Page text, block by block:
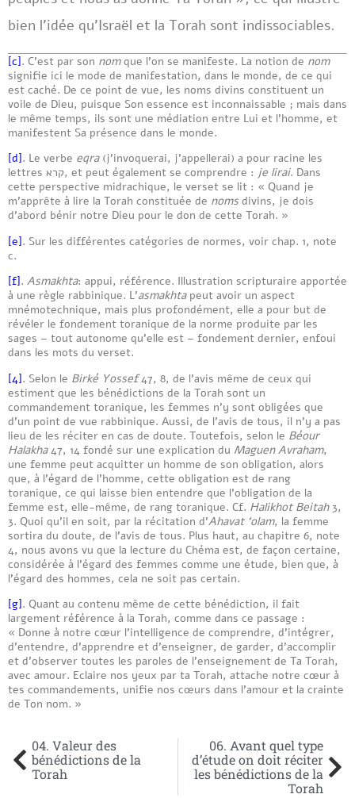
bien l’idée qu’Israël et la Torah sont indissociables.
[c]. C’est par son nomque l’on se manifeste. La notion de nom
signifie ici le mode de manifestation, dans le monde, de ce qui
est caché. De ce point de vue, les noms divins constituent un
voile de Dieu, puisque Son essence est inconnaissable ; mais dans
le même temps, ils sont une médiation entre Lui et l’homme, et
manifestent Sa présence dans le monde.
[d]. Le verbe eqra (j’invoquerai, j’appellerai) a pour racine les
lettres קרא, et peut également se comprendre : je lirai. Dans
cette perspective midrachique, le verset se lit : « Quand je
m’apprête à lire la Torah constituée de noms divins, je dois
d’abord bénir notre Dieu pour le don de cette Torah. »
[e]. Sur les différentes catégories de normes, voir chap. 1, note
c.
[f]. Asmakhta: appui, référence. Illustration scripturaire apportée
à une règle rabbinique. L’asmakhtapeut avoir un aspect
mnémotechnique, mais plus profondément, elle a pour but de
révéler le fondement toranique de la norme produite par les
sages – tout autonome qu’elle est – fondement dernier, enfoui
dans les mots du verset.
[4]. Selon le Birké Yossef47, 8, de l’avis même de ceux qui
estiment que les bénédictions de la Torah sont un
commandement toranique, les femmes n’y sont obligées que
d’un point de vue rabbinique. Aussi, de l’avis de tous, il n’y a pas
lieu de les réciter en cas de doute. Toutefois, selon le Béour
Halakha47, 14 fondé sur une explication du Maguen Avraham,
une femme peut acquitter un homme de son obligation, alors
que, à l’égard de l’homme, cette obligation est de rang
toranique, ce qui laisse bien entendre que l’obligation de la
femme est, elle-même, de rang toranique. Cf. Halikhot Beitah3,
3. Quoi qu’il en soit, par la récitation d’Ahavat ‘olam, la femme
sortira du doute, de l’avis de tous. Plus haut, au chapitre 6, note
4, nous avons vu que la lecture du Chéma est, de façon certaine,
considérée à l’égard des femmes comme une étude, bien que, à
l’égard des hommes, cela ne soit pas certain.
[g]. Quant au contenu même de cette bénédiction, il fait
largement référence à la Torah, comme dans ce passage :
« Donne à notre cœur l’intelligence de comprendre, d’intégrer,
d’entendre, d’apprendre et d’enseigner, de garder, d’accomplir
et d’observer toutes les paroles de l’enseignement de Ta Torah,
avec amour. Eclaire nos yeux par ta Torah, attache notre cœur à
tes commandements, unifie nos cœurs dans l’amour et la crainte
de Ton nom. »
04. Valeur des
bénédictions de la
Torah
06. Avant quel type
d’étude on doit réciter
les bénédictions de la
Torah